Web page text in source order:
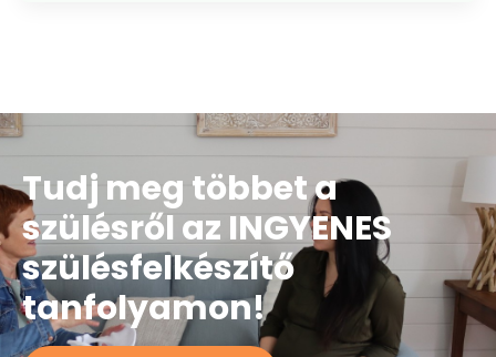
Tudj meg többet a
szülésről az INGYENES
szülésfelkészítő
tanfolyamon!